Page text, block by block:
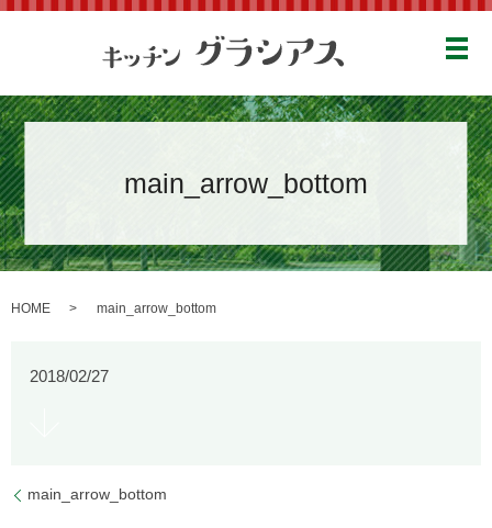
メ
main_arrow_bottom
HOME main_arrow_bottom
2018/02/27
main_arrow_bottom